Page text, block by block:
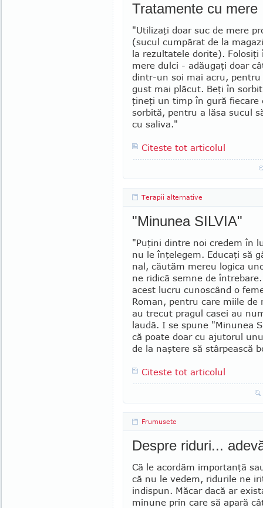
Tratamente cu mere
"Utilizaţi doar suc de mere
(sucul cumpărat de la
la rezultatele dorite). Folosiţi
mere dulci - adăugaţi doar
dintr-un soi mai acru,
gust mai plăcut. Beţi în
ţineţi un timp în gură fiecare
sorbită, pentru a lăsa sucul
cu saliva."
Citeste tot articolul
Terapii alternative
"Minunea SILVIA"
"Puţini dintre noi credem în
nu le înţelegem. Educaţi să
nal, căutăm mereu logica
ne ridică semne de
acest lucru cunoscând o
Roman, pentru care miile de
au trecut pragul casei au
laudă. I se spune "Minunea
că poa­te doar cu ajutorul
de la naş­tere să stârpească
Citeste tot articolul
Frumusete
Despre riduri...
Că le acordăm importanţă
că nu le vedem, ridurile ne
indispun. Măcar dacă ar
minune prin care să apară